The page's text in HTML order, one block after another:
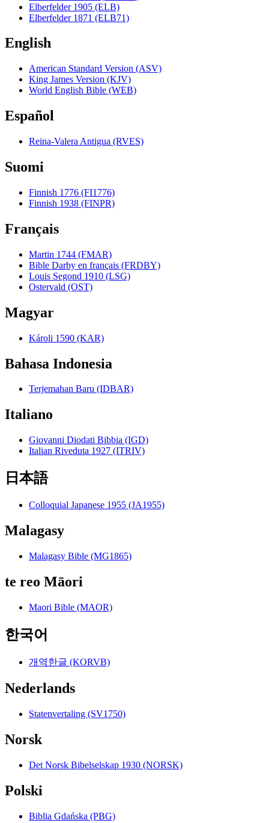
Elberfelder 1905 (ELB)
Elberfelder 1871 (ELB71)
English
American Standard Version (ASV)
King James Version (KJV)
World English Bible (WEB)
Español
Reina-Valera Antigua (RVES)
Suomi
Finnish 1776 (FI1776)
Finnish 1938 (FINPR)
Français
Martin 1744 (FMAR)
Bible Darby en français (FRDBY)
Louis Segond 1910 (LSG)
Ostervald (OST)
Magyar
Károli 1590 (KAR)
Bahasa Indonesia
Terjemahan Baru (IDBAR)
Italiano
Giovanni Diodati Bibbia (IGD)
Italian Riveduta 1927 (ITRIV)
日本語
Colloquial Japanese 1955 (JA1955)
Malagasy
Malagasy Bible (MG1865)
te reo Māori
Maori Bible (MAOR)
한국어
개역한글 (KORVB)
Nederlands
Statenvertaling (SV1750)
Norsk
Det Norsk Bibelselskap 1930 (NORSK)
Polski
Biblia Gdańska (PBG)